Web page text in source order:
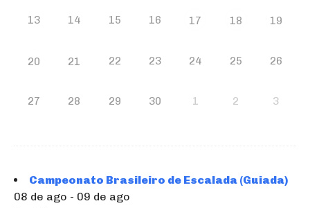
13 14 15 16 17 18 19
20 21 22 23 24 25 26
27 28 29 30 1 2 3
Campeonato Brasileiro de Escalada (Guiada)
08 de ago - 09 de ago